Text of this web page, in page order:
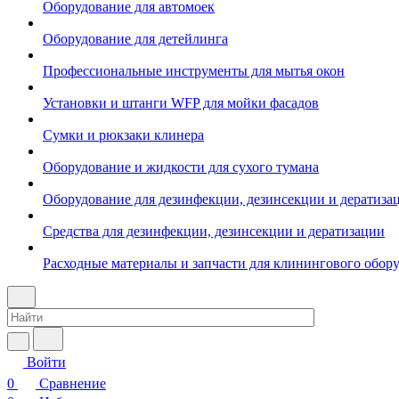
Оборудование для автомоек
Оборудование для детейлинга
Профессиональные инструменты для мытья окон
Установки и штанги WFP для мойки фасадов
Сумки и рюкзаки клинера
Оборудование и жидкости для сухого тумана
Оборудование для дезинфекции, дезинсекции и
Средства для дезинфекции, дезинсекции и дератизации
Расходные материалы и запчасти для клинингового
Войти
0
Сравнение